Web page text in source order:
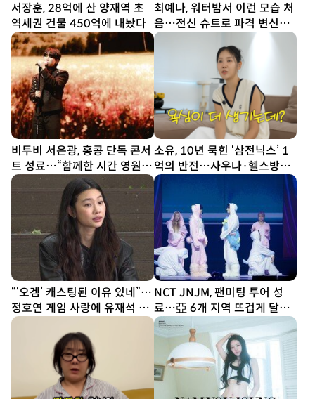
서장훈, 28억에 산 양재역 초
역세권 건물 450억에 내놨다
최예나, 워터밤서 이런 모습 처
음…전신 슈트로 파격 변신
[DA★]
비투비 서은광, 홍콩 단독 콘서
트 성료…“함께한 시간 영원히
간직”
소유, 10년 묵힌 ‘삼전닉스’ 1
억의 반전…사우나·헬스방까
지 생겼다
“‘오겜’ 캐스팅된 이유 있네”…
정호연 게임 사랑에 유재석 감
탄 (틈만나면)
NCT JNJM, 팬미팅 투어 성
료…亞 6개 지역 뜨겁게 달궜
다